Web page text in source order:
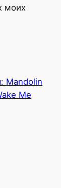
моих
Mandolin
Me